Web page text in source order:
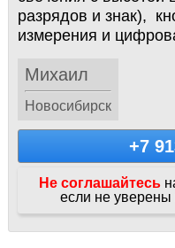
разрядов и знак),
измерения и
Михаил
Новосибирск
+7
Не соглашайтесь
если не уверены